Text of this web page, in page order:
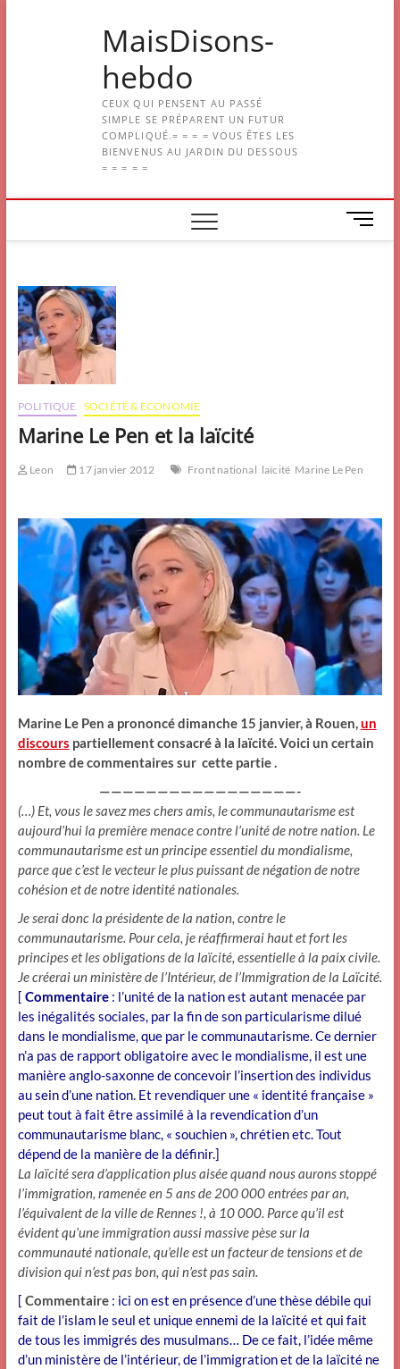
MaisDisons-
hebdo
CEUX QUI PENSENT AU PASSÉ
SIMPLE SE PRÉPARENT UN FUTUR
COMPLIQUÉ.= = = = VOUS ÊTES LES
BIENVENUS AU JARDIN DU DESSOUS
= = = = =
M
e
POLITIQUE SOCIÉTÉ & ECONOMIE
Marine Le Pen et la laïcité
Leon 17 janvier 2012 Front national laïcité Marine Le Pen
Marine Le Pen a prononcé dimanche 15 janvier, à Rouen,un
discours partiellement consacré à la laïcité. Voici un certain
nombre de commentaires sur cette partie .
—————————————————-
(…) Et, vous le savez mes chers amis, le communautarisme est
aujourd’hui la première menace contre l’unité de notre nation. Le
communautarisme est un principe essentiel du mondialisme,
parce que c’est le vecteur le plus puissant de négation de notre
cohésion et de notre identité nationales.
Je serai donc la présidente de la nation, contre le
communautarisme. Pour cela, je réaffirmerai haut et fort les
principes et les obligations de la laïcité, essentielle à la paix civile.
Je créerai un ministère de l’Intérieur, de l’Immigration de la Laïcité.
[ Commentaire : l’unité de la nation est autant menacée par
les inégalités sociales, par la fin de son particularisme dilué
dans le mondialisme, que par le communautarisme. Ce dernier
n’a pas de rapport obligatoire avec le mondialisme, il est une
manière anglo-saxonne de concevoir l’insertion des individus
au sein d’une nation. Et revendiquer une « identité française »
peut tout à fait être assimilé à la revendication d’un
communautarisme blanc, « souchien », chrétien etc. Tout
dépend de la manière de la définir.]
La laïcité sera d’application plus aisée quand nous aurons stoppé
l’immigration, ramenée en 5 ans de 200 000 entrées par an,
l’équivalent de la ville de Rennes !, à 10 000. Parce qu’il est
évident qu’une immigration aussi massive pèse sur la
communauté nationale, qu’elle est un facteur de tensions et de
division qui n’est pas bon, qui n’est pas sain.
[ Commentaire : ici on est en présence d’une thèse débile qui
fait de l’islam le seul et unique ennemi de la laïcité et qui fait
de tous les immigrés des musulmans… De ce fait, l’idée même
d’un ministère de l’intérieur, de l’immigration et de la laïcité ne